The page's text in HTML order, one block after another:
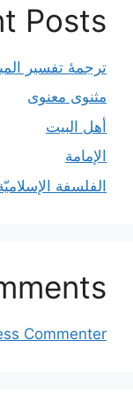
Posts
ترجمۀ تفسیر
مثنوی معنوی
أهل البيت
الإمامة
الفلسفة
Commenter